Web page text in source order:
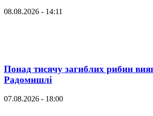
08.08.2026 - 14:11
Понад тисячу загиблих рибин
Радомишлі
07.08.2026 - 18:00